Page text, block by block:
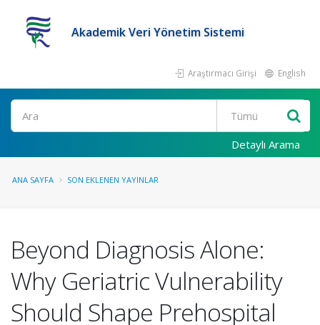
Akademik Veri Yönetim Sistemi
Araştırmacı Girişi English
Ara
Detaylı Arama
ANA SAYFA SON EKLENEN YAYINLAR
Beyond Diagnosis Alone:
Why Geriatric Vulnerability
Should Shape Prehospital